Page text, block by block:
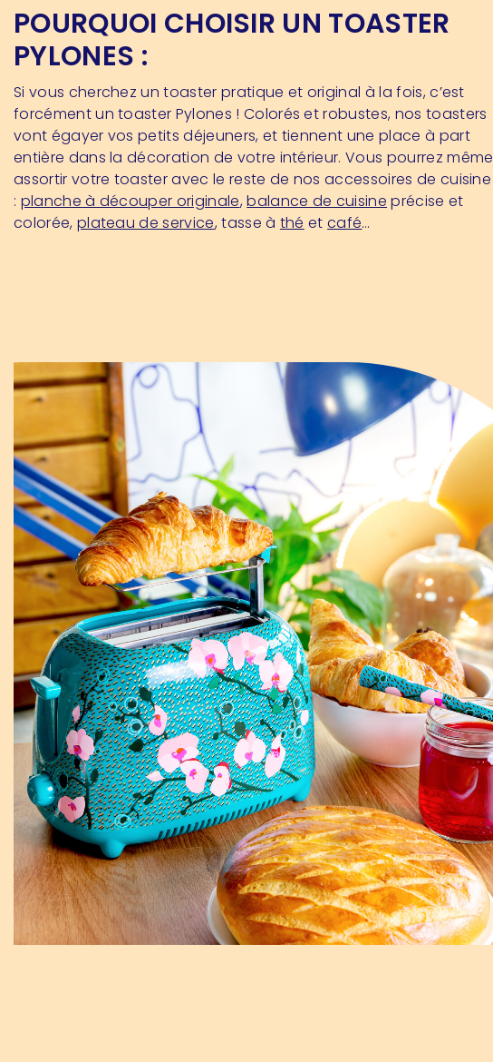
POURQUOI CHOISIR UN TOASTER
PYLONES :
Si vous cherchez un toaster pratique et original à la fois, c’est
forcément un toaster Pylones ! Colorés et robustes, nos toasters
vont égayer vos petits déjeuners, et tiennent une place à part
entière dans la décoration de votre intérieur. Vous pourrez même
assortir votre toaster avec le reste de nos accessoires de cuisine
: planche à découper originale,balance de cuisine précise et
colorée, plateau de service, tasse à thé etcafé…